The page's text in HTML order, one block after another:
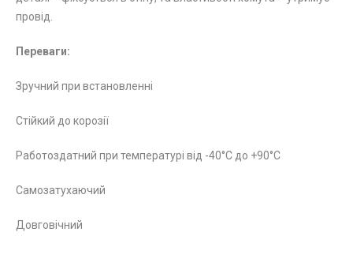
провід.
Переваги:
Зручний при встановленні
Стійкий до корозії
Работоздатний при температурі від -40°С до +90°С
Самозатухаючий
Довговічний